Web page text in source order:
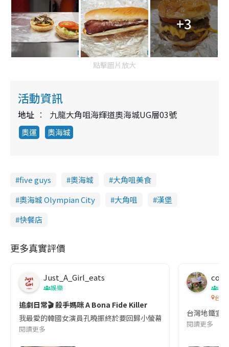
+3
點擊圖片放大
活動資訊
地址 九龍大角咀海輝道奧海城UG層03號
奧運 奧海城
five guys 奧海城
大角咀美食
奧海城 Olympian City
大角咀
漢堡
快餐店
更多真實評價
Just_A_Girl_eats
娛樂
追劇日常🎬 殺手媽咪 A Bona Fide Killer
我最愛的韓國女演員孔曉振終於要回歸小螢幕啦!這次的劇本改編
閱讀更多
co
吹
台灣
台灣地鐵宣
閱讀更多